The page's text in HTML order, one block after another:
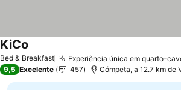
Bed & Breakfast Experiência única em quarto-
KiCo
9,5 Excelente 457 Cómpeta, a 12.7 km de